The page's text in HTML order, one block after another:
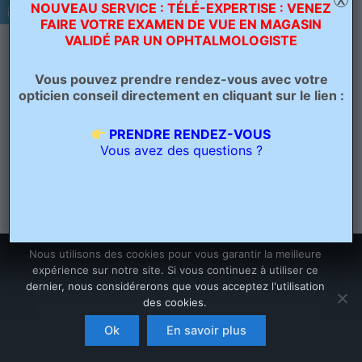
PRÉCÉDENT
Copyright © 2026 Opticien Bailleul - Optique Grand Place | Crée
par
Ascension Digitale
NOUVEAU SERVICE : TÉLÉ-EXPERTISE : VENEZ
FAIRE VOTRE EXAMEN DE VUE EN MAGASIN
VALIDÉ PAR UN OPHTALMOLOGISTE
Vous pouvez prendre rendez-vous avec votre
opticien conseil directement en cliquant sur le lien :
PRENDRE RENDEZ-VOUS
Vous avez des questions ?
Nous utilisons des cookies pour vous garantir la meilleure
expérience sur notre site. Si vous continuez à utiliser ce
dernier, nous considérerons que vous acceptez l'utilisation
des cookies.
Ok En savoir plus